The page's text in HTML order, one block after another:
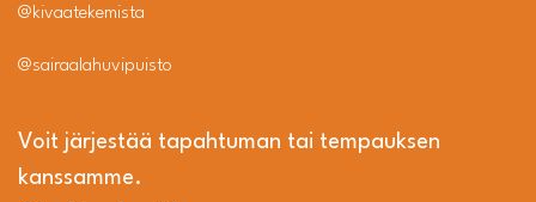
@kivaatekemista
@sairaalahuvipuisto
Voit järjestää tapahtuman tai tempauksen
kanssamme.